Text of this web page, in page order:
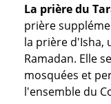
La prière du
prière
la prière d'Isha,
Ramadan. Elle
mosquées et
l'ensemble du